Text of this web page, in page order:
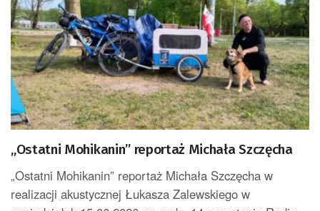
„Ostatni Mohikanin” reportaż Michała Szczęcha
„Ostatni Mohikanin” reportaż Michała Szczęcha w
realizacji akustycznej Łukasza Zalewskiego w